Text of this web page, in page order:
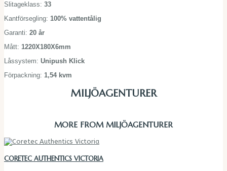
Slitageklass: 33
Kantförsegling: 100% vattentålig
Garanti: 20 år
Mått: 1220X180X6mm
Låssystem: Unipush Klick
Förpackning: 1,54 kvm
MILJÖAGENTURER
MORE FROM MILJÖAGENTURER
CORETEC AUTHENTICS VICTORIA